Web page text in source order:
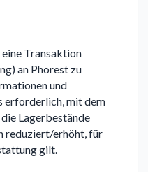
Transaktion
an Phorest zu
und
erforderlich, mit dem
Lagerbestände
reduziert/erhöht, für
gilt.